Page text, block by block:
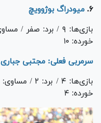
۶. میودراگ بوژوویچ
خورده: ۱۰
سرمربی فعلی: مجتبی جباری
خورده: ۴